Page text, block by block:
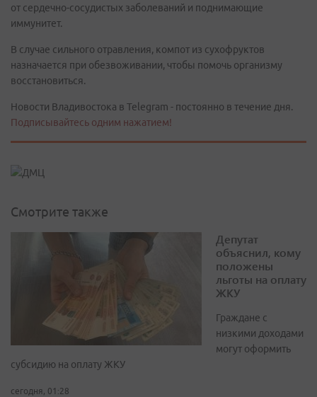
от сердечно-сосудистых заболеваний и поднимающие
иммунитет.
В случае сильного отравления, компот из сухофруктов
назначается при обезвоживании, чтобы помочь организму
восстановиться.
Новости Владивостока в Telegram - постоянно в течение дня.
Подписывайтесь одним нажатием!
Смотрите также
Депутат
объяснил, кому
положены
льготы на оплату
ЖКУ
Граждане с
низкими доходами
могут оформить
субсидию на оплату ЖКУ
сегодня, 01:28